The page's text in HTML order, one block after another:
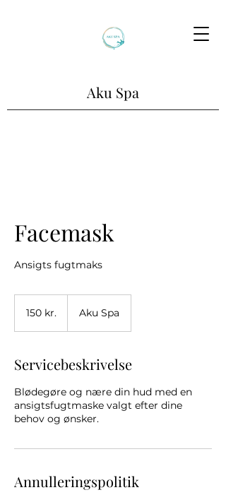
Aku Spa
Facemask
Ansigts fugtmaks
kroner150 kr. Aku Spa
Servicebeskrivelse
Blødegøre og nære din hud med en
ansigtsfugtmaske valgt efter dine
behov og ønsker.
Annulleringspolitik